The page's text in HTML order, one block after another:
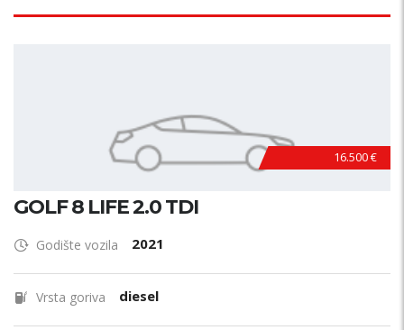
16.500 €
GOLF 8 LIFE 2.0 TDI
Godište vozila 2021
Vrsta goriva diesel